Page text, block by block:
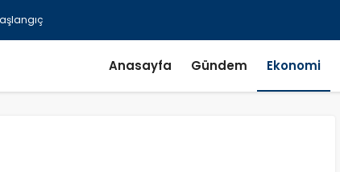
Anasayfa Gündem Ekonomi